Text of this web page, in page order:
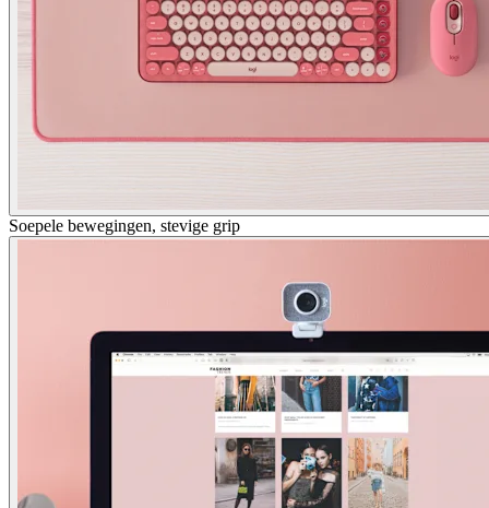
Soepele bewegingen, stevige grip